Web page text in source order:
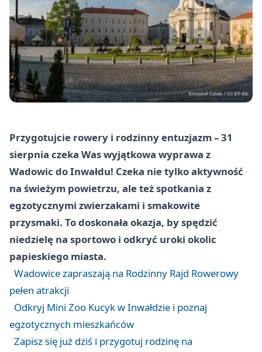
Przygotujcie rowery i rodzinny entuzjazm – 31
sierpnia czeka Was wyjątkowa wyprawa z
Wadowic do Inwałdu! Czeka nie tylko aktywność
na świeżym powietrzu, ale też spotkania z
egzotycznymi zwierzakami i smakowite
przysmaki. To doskonała okazja, by spędzić
niedzielę na sportowo i odkryć uroki okolic
papieskiego miasta.
Wadowice zapraszają na Rodzinny Rajd Rowerowy
pełen atrakcji
Odkryj Mini Zoo Kucyk w Inwałdzie i poznaj
egzotycznych mieszkańców
Zapisz się już dziś i przygotuj rodzinę na